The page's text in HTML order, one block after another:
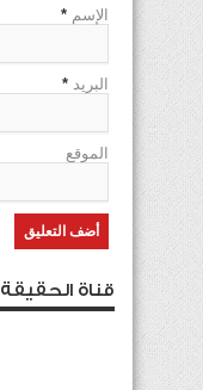
الإسم *
البريد *
الموقع
قناة الحقيقة